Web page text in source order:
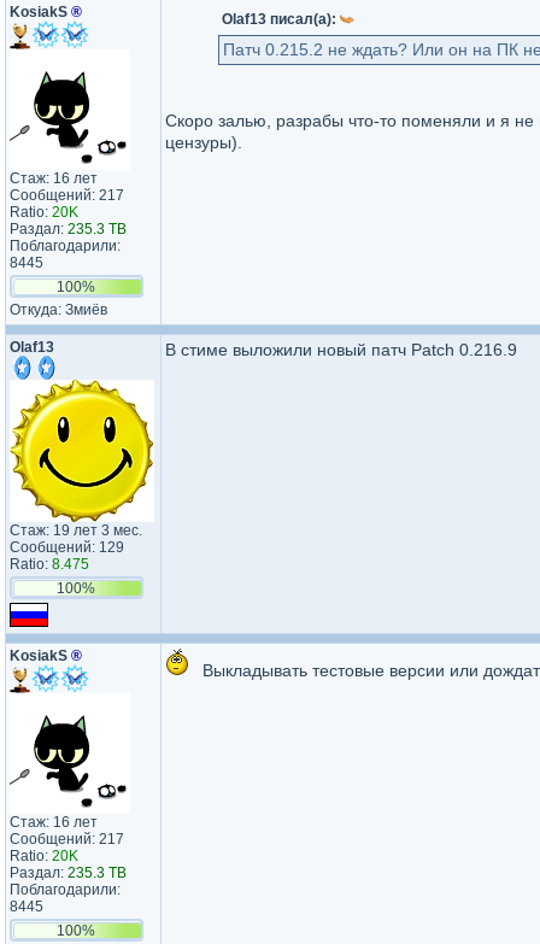
KosiakS ®
Стаж: 16 лет
Сообщений: 217
Ratio: 20K
Раздал: 235.3 TB
Поблагодарили:
8445
100%
Откуда: Змиёв
Olaf13 писал(а):
Патч 0.215.2 не ждать? Или он на ПК
Скоро залью, разрабы что-то поменяли и я не
цензуры).
Olaf13
Стаж: 19 лет 3 мес.
Сообщений: 129
Ratio: 8.475
100%
В стиме выложили новый патч Patch 0.216.9
KosiakS ®
Стаж: 16 лет
Сообщений: 217
Ratio: 20K
Раздал: 235.3 TB
Поблагодарили:
8445
100%
Выкладывать тестовые версии или